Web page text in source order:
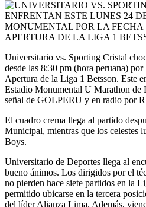
Universitario vs. Sporting Cristal
desde las 8:30 pm (hora peruana)
Apertura de la Liga 1 Betsson. Este
Estadio Monumental U Marathon de
señal de GOLPERU y en radio por
El cuadro crema llega al partido
Municipal, mientras que los celestes
Boys.
Universitario de Deportes llega al
bueno ánimos. Los dirigidos por el
no pierden hace siete partidos en la
permitido ubicarse en la tercera
del líder Alianza Lima. Además,